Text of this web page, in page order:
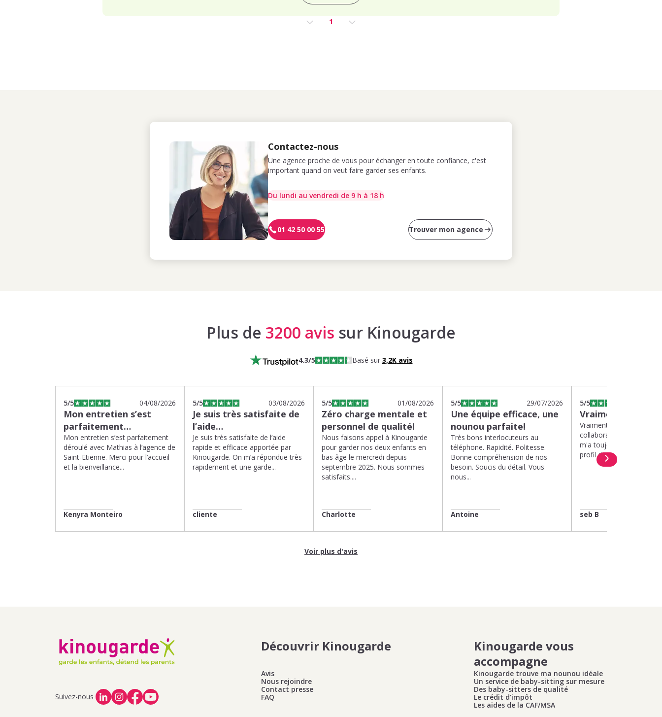
1
Contactez-nous
Une agence proche de vous pour échanger en toute confiance, c'est
important quand on veut faire garder ses enfants.
Du lundi au vendredi de 9 h à 18 h
01 42 50 00 55 Trouver mon agence
Plus de 3200 avis sur Kinougarde
4.3/5 Basé sur 3,2Kavis
5/5 04/08/2026
Mon entretien s’est
parfaitement…
Mon entretien s’est parfaitement
déroulé avec Mathias à l’agence de
Saint-Etienne. Merci pour l’accueil
et la bienveillance...
Kenyra Monteiro
5/5 03/08/2026
Je suis très satisfaite de
l’aide…
Je suis très satisfaite de l’aide
rapide et efficace apportée par
Kinougarde. On m’a répondue très
rapidement et une garde...
cliente
5/5 01/08/2026
Zéro charge mentale et
personnel de qualité!
Nous faisons appel à Kinougarde
pour garder nos deux enfants en
bas âge le mercredi depuis
septembre 2025. Nous sommes
satisfaits....
Charlotte
5/5 29/07/2026
Une équipe efficace, une
nounou parfaite!
Très bons interlocuteurs au
téléphone. Rapidité. Politesse.
Bonne compréhension de nos
besoin. Soucis du détail. Vous
nous...
Antoine
5/5
Vraiment top
Vraiment top, plus d'un
collaboration avec
m'a toujours proposé de
profil de nounou. Et
seb B
Voir plus d'avis
Suivez-nous
Découvrir Kinougarde
Avis
Nous rejoindre
Contact presse
FAQ
Kinougarde vous
accompagne
Kinougarde trouve ma nounou idéale
Un service de baby-sitting sur mesure
Des baby-sitters de qualité
Le crédit d'impôt
Les aides de la CAF/MSA